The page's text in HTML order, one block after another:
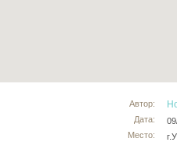
Автор:
Дата:
Место: